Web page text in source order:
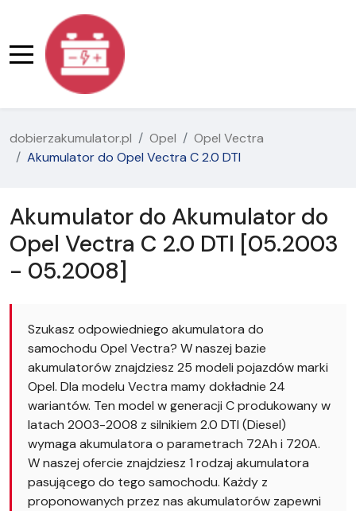
dobierzakumulator.pl Opel
Opel Vectra
Akumulator do Opel Vectra C 2.0 DTI
Akumulator do Akumulator do
Opel Vectra C 2.0 DTI [05.2003
- 05.2008]
Szukasz odpowiedniego akumulatora do
samochodu Opel Vectra? W naszej bazie
akumulatorów znajdziesz 25 modeli pojazdów marki
Opel. Dla modelu Vectra mamy dokładnie 24
wariantów. Ten model w generacji C produkowany w
latach 2003-2008 z silnikiem 2.0 DTI (Diesel)
wymaga akumulatora o parametrach 72Ah i 720A.
W naszej ofercie znajdziesz 1 rodzaj akumulatora
pasującego do tego samochodu. Każdy z
proponowanych przez nas akumulatorów zapewni